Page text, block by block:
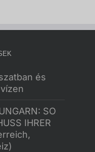
és
SO
IHRER